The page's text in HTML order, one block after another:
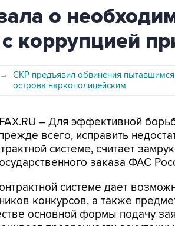
о
коррупцией
→
СКР предъявил обвинения пытавшимся
острова наркополицейским
– Для эффективной
всего, исправить
системе, считает
заказа ФАС
системе дает
конкурсов, а также
основной формы подачу